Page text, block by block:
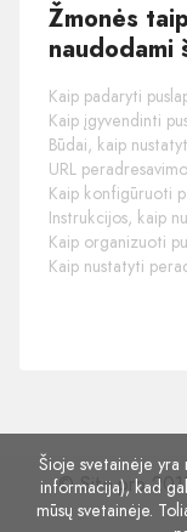
Žmonės
naudodami
Kaip padaryti
Kaip įgyvendinti
Būdai, kaip
URL
Kaip konfigūruoti
Instrukcijos, kaip
Kaip organizuoti
Kaip nustatyti
© Site.pro
Šioje svetainėje yra
informacija), kad
mūsų svetainėje.